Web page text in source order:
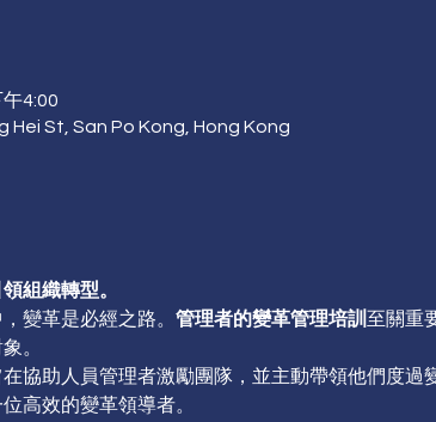
4:00
Hei St, San Po Kong, Hong Kong
組織轉型。
變革是必經之路。 管理者的變革管理培訓 至關重
。
協助人員管理者激勵團隊，並主動帶領他們度過
高效的變革領導者。